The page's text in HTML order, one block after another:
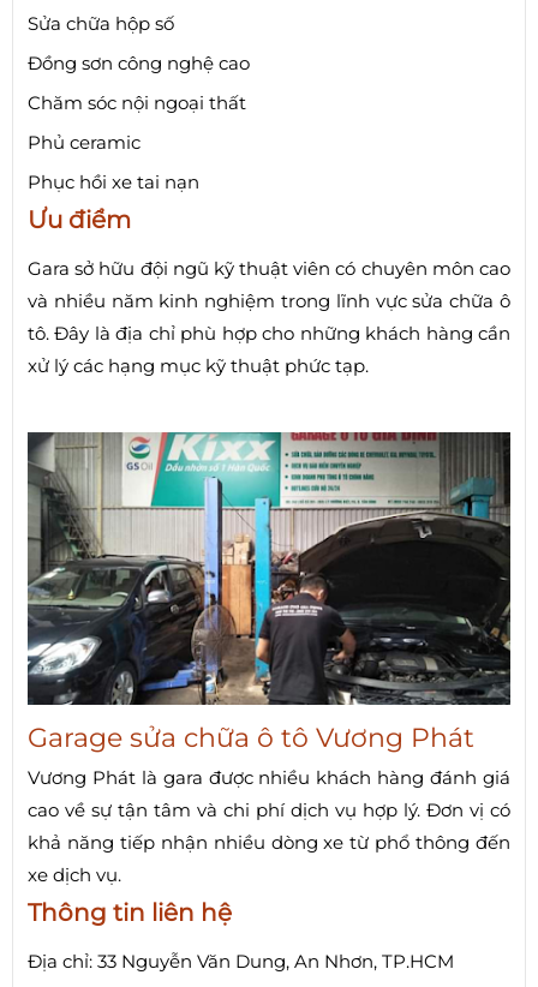
Sửa chữa hộp số
Đồng sơn công nghệ cao
Chăm sóc nội ngoại thất
Phủ ceramic
Phục hồi xe tai nạn
Ưu điểm
Gara sở hữu đội ngũ kỹ thuật viên có chuyên môn cao
và nhiều năm kinh nghiệm trong lĩnh vực sửa chữa ô
tô. Đây là địa chỉ phù hợp cho những khách hàng cần
xử lý các hạng mục kỹ thuật phức tạp.
Garage sửa chữa ô tô Vương Phát
Vương Phát là gara được nhiều khách hàng đánh giá
cao về sự tận tâm và chi phí dịch vụ hợp lý. Đơn vị có
khả năng tiếp nhận nhiều dòng xe từ phổ thông đến
xe dịch vụ.
Thông tin liên hệ
Địa chỉ: 33 Nguyễn Văn Dung, An Nhơn, TP.HCM